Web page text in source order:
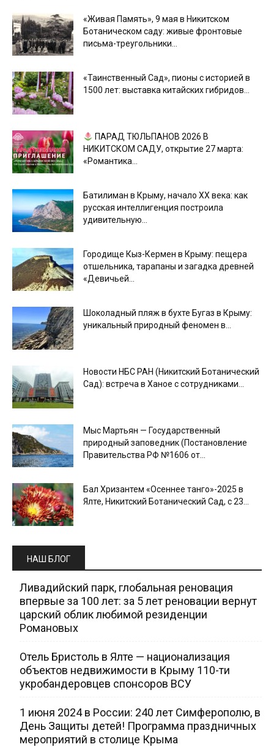
«Живая Память», 9 мая в Никитском
Ботаническом саду: живые фронтовые
письма-треугольники...
«Таинственный Сад», пионы с историей в
1500 лет: выставка китайских гибридов...
ПАРАД ТЮЛЬПАНОВ 2026 В
НИКИТСКОМ САДУ, открытие 27 марта:
«Романтика...
Батилиман в Крыму, начало XX века: как
русская интеллигенция построила
удивительную...
Городище Кыз-Кермен в Крыму: пещера
отшельника, тарапаны и загадка древней
«Девичьей...
Шоколадный пляж в бухте Бугаз в Крыму:
уникальный природный феномен в...
Новости НБС РАН (Никитский Ботанический
Сад): встреча в Ханое с сотрудниками...
Мыс Мартьян — Государственный
природный заповедник (Постановление
Правительства РФ №1606 от...
Бал Хризантем «Осеннее танго»-2025 в
Ялте, Никитский Ботанический Сад, с 23...
НАШ БЛОГ
Ливадийский парк, глобальная реновация
впервые за 100 лет: за 5 лет реновации вернут
царский облик любимой резиденции
Романовых
Отель Бристоль в Ялте — национализация
объектов недвижимости в Крыму 110-ти
укробандеровцев спонсоров ВСУ
1 июня 2024 в России: 240 лет Симферополю, в
День Защиты детей! Программа праздничных
мероприятий в столице Крыма